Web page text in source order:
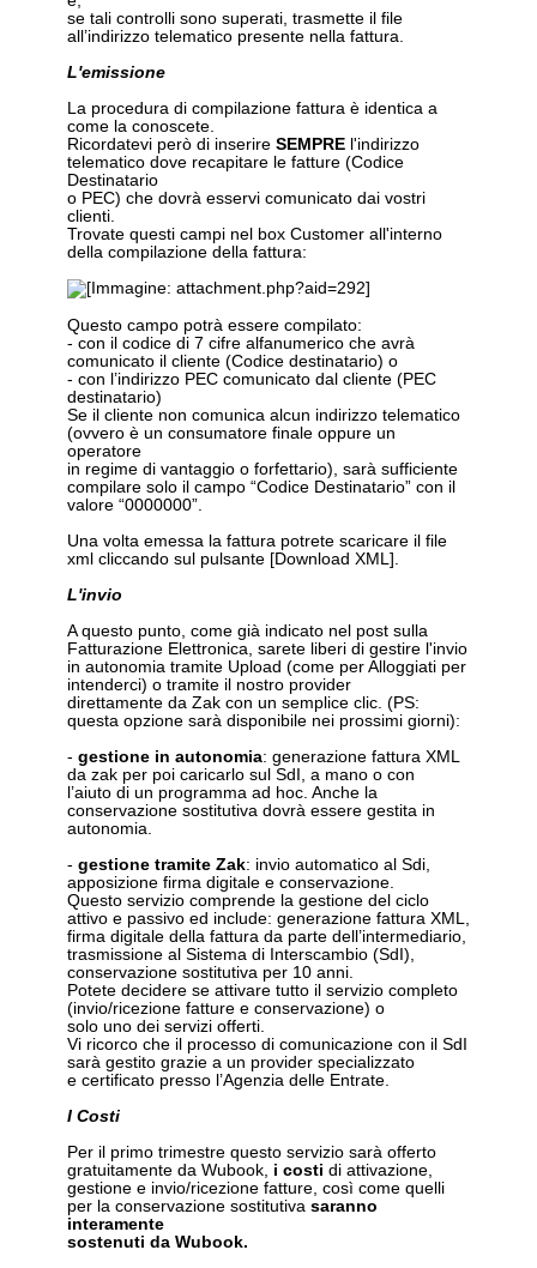
se tali controlli sono superati, trasmette il file
all’indirizzo telematico presente nella fattura.
L'emissione
La procedura di compilazione fattura è identica a
come la conoscete.
Ricordatevi però di inserire SEMPREl'indirizzo
telematico dove recapitare le fatture (Codice
Destinatario
o PEC) che dovrà esservi comunicato dai vostri
clienti.
Trovate questi campi nel box Customer all'interno
della compilazione della fattura:
Questo campo potrà essere compilato:
- con il codice di 7 cifre alfanumerico che avrà
comunicato il cliente (Codice destinatario) o
- con l’indirizzo PEC comunicato dal cliente (PEC
destinatario)
Se il cliente non comunica alcun indirizzo telematico
(ovvero è un consumatore finale oppure un
operatore
in regime di vantaggio o forfettario), sarà sufficiente
compilare solo il campo “Codice Destinatario” con il
valore “0000000”.
Una volta emessa la fattura potrete scaricare il file
xml cliccando sul pulsante [Download XML].
L'invio
A questo punto, come già indicato nel post sulla
Fatturazione Elettronica, sarete liberi di gestire l'invio
in autonomia tramite Upload (come per Alloggiati per
intenderci) o tramite il nostro provider
direttamente da Zak con un semplice clic. (PS:
questa opzione sarà disponibile nei prossimi giorni):
- gestione in autonomia: generazione fattura XML
da zak per poi caricarlo sul SdI, a mano o con
l’aiuto di un programma ad hoc. Anche la
conservazione sostitutiva dovrà essere gestita in
autonomia.
- gestione tramite Zak: invio automatico al Sdi,
apposizione firma digitale e conservazione.
Questo servizio comprende la gestione del ciclo
attivo e passivo ed include: generazione fattura XML,
firma digitale della fattura da parte dell’intermediario,
trasmissione al Sistema di Interscambio (SdI),
conservazione sostitutiva per 10 anni.
Potete decidere se attivare tutto il servizio completo
(invio/ricezione fatture e conservazione) o
solo uno dei servizi offerti.
Vi ricorco che il processo di comunicazione con il SdI
sarà gestito grazie a un provider specializzato
e certificato presso l’Agenzia delle Entrate.
I Costi
Per il primo trimestre questo servizio sarà offerto
gratuitamente da Wubook, i costi di attivazione,
gestione e invio/ricezione fatture, così come quelli
per la conservazione sostitutiva saranno
interamente
sostenuti da Wubook.